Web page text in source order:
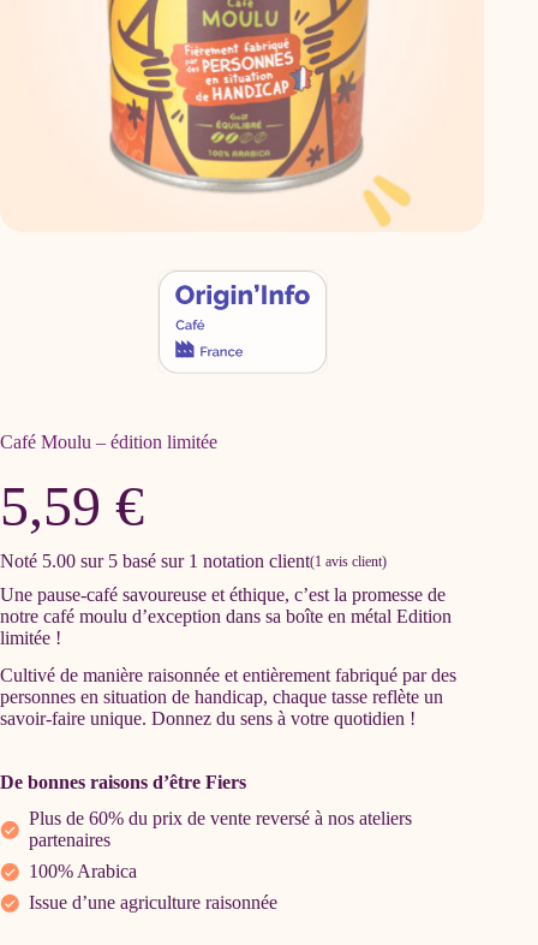
Café Moulu – édition limitée
5,59 €
Noté 5.00 sur 5 basé sur 1 notation client(1 avis client)
Une pause-café savoureuse et éthique, c’est la promesse de
notre café moulu d’exception dans sa boîte en métal Edition
limitée !
Cultivé de manière raisonnée et entièrement fabriqué par des
personnes en situation de handicap, chaque tasse reflète un
savoir-faire unique. Donnez du sens à votre quotidien !
De bonnes raisons d’être Fiers
Plus de 60% du prix de vente reversé à nos ateliers
partenaires
100% Arabica
Issue d’une agriculture raisonnée